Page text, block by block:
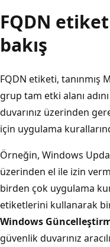
FQDN
bakış
FQDN etiketi,
grup tam etki alanı
duvarınız üzerinden
için uygulama
Örneğin, Windows
üzerinden el ile izin
birden çok uygulama
etiketlerini kullanarak
Windows
güvenlik duvarınız